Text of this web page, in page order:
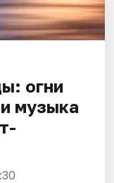
огни
музыка